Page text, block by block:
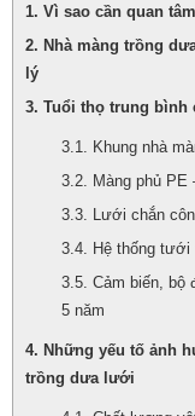
Vì sao cần quan
Nhà màng trồng
lý
Tuổi thọ trung bình
Khung nhà
Màng phủ PE
Lưới chắn
Hệ thống tưới
Cảm biến, bộ
5 năm
Những yếu tố ảnh
trồng dưa lưới